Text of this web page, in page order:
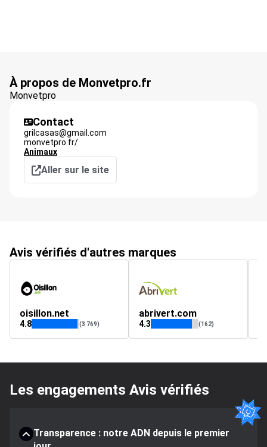
À propos de Monvetpro.fr
Monvetpro
Contact
grilcasas@gmail.com
monvetpro.fr/
Animaux
Aller sur le site
Avis vérifiés d'autres marques
oisillon.net
4.8 (3 769)
abrivert.com
4.3 (162)
Les engagements Avis vérifiés
Transparence : notre ADN depuis le premier